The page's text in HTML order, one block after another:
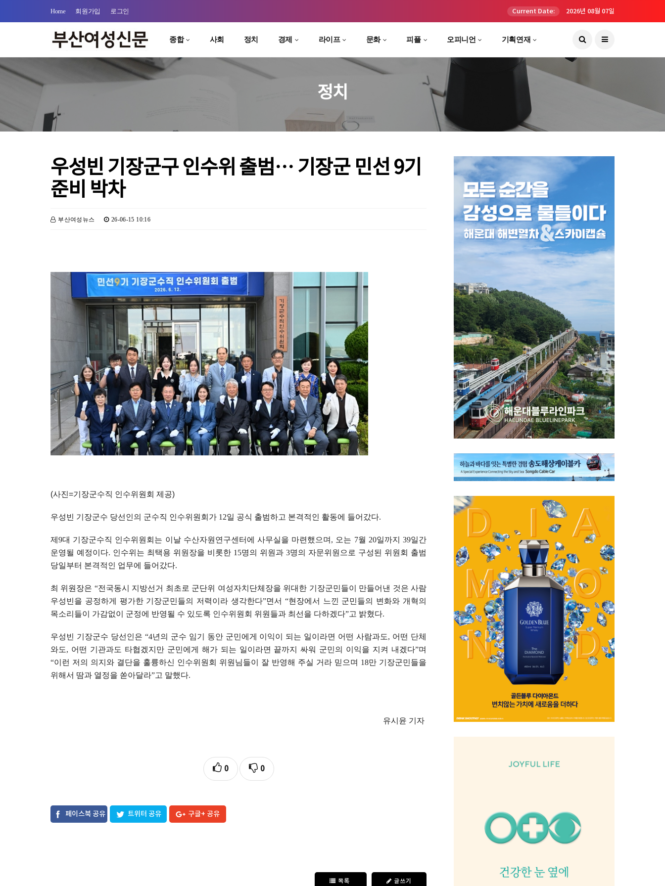
Home 회원가입 로그인 Current Date: 2026년 08월 07일
종합 사회 정치 경제 라이프 문화 피플 오피니언 기획연재
정치
우성빈 기장군구 인수위 출범… 기장군 민선 9기
준비 박차
부산여성뉴스 26-06-15 10:16
(사진=기장군수직 인수위원회 제공)
우성빈 기장군수 당선인의 군수직 인수위원회가 12일 공식 출범하고 본격적인 활동에 들어갔다.
제 9대 기장군수직 인수위원회는 이날 수산자원연구센터에 사무실을 마련했으며 , 오는 7월 20일까지39일간
운영될 예정이다. 인수위는 최택용 위원장을 비롯한 15명의 위원과3명의 자문위원으로 구성된 위원회 출범
당일부터 본격적인 업무에 들어갔다.
최 위원장은 “전국동시 지방선거 최초로 군단위 여성자치단체장을 위대한 기장군민들이 만들어낸 것은 사람
우성빈을 공정하게 평가한 기장군민들의 저력이라 생각한다”면서 “현장에서 느낀 군민들의 변화와 개혁의
목소리들이 가감없이 군정에 반영될 수 있도록 인수위원회 위원들과 최선을 다하겠다”고 밝혔다.
우성빈 기장군수 당선인은 “4년의 군수 임기 동안 군민에게 이익이 되는 일이라면 어떤 사람과도, 어떤 단체
와도, 어떤 기관과도 타협겠지만 군민에게 해가 되는 일이라면 끝까지 싸워 군민의 이익을 지켜 내겠다”며
“이런 저의 의지와 결단을 훌륭하신 인수위원회 위원님들이 잘 반영해 주실 거라 믿으며 18만 기장군민들을
위해서 땀과 열정을 쏟아달라”고 말했다.
유시윤 기자
0 0
페이스북 공유 트위터 공유 구글+ 공유
목록 글쓰기